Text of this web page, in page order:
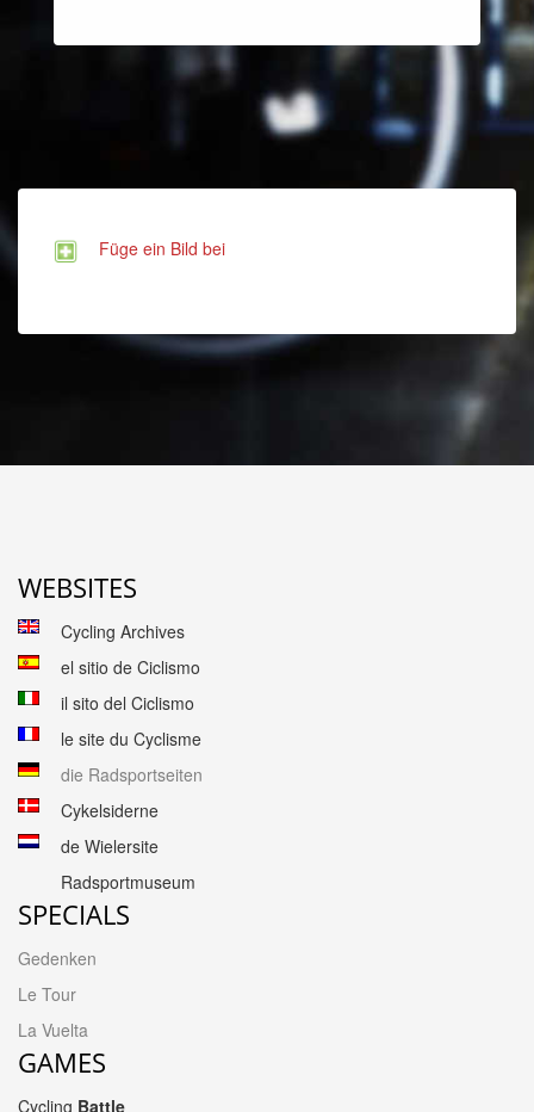
Füge ein Bild bei
WEBSITES
Cycling Archives
el sitio de Ciclismo
il sito del Ciclismo
le site du Cyclisme
die Radsportseiten
Cykelsiderne
de Wielersite
Radsportmuseum
SPECIALS
Gedenken
Le Tour
La Vuelta
GAMES
Cycling Battle